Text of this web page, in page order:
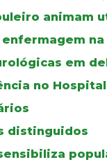
animam
em
no Hospital
distinguidos